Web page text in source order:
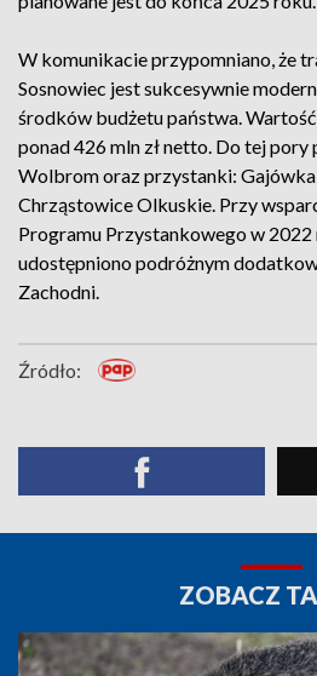
W komunikacie przypomniano, że
Sosnowiec jest sukcesywnie
środków budżetu państwa.
ponad 426 mln zł netto. Do tej
Wolbrom oraz przystanki:
Chrząstowice Olkuskie. Przy
Programu Przystankowego w
udostępniono podróżnym
Zachodni.
Źródło:
ZOBACZ